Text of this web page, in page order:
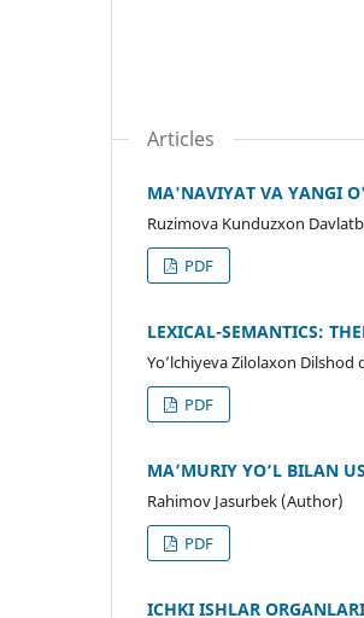
Articles
MA'NAVIYAT VA YANGI
Ruzimova Kunduzxon
PDF
LEXICAL-SEMANTICS:
Yo’lchiyeva Zilolaxon Dilshod
PDF
MA’MURIY YO‘L BILAN
Rahimov Jasurbek (Author)
PDF
ICHKI ISHLAR